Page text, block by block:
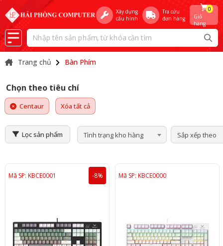
Xây dựng
cấu hình
Tra cứu
đơn hàng
Giỏ
hàng
0
Trang chủ Bàn Phím
Chọn theo tiêu chí
Centaur Xóa tất cả
Lọc sản phẩm Tình trạng kho hàng Sắp xếp theo
Mã SP: KBCE0001 -8% Mã SP: KBCE0000